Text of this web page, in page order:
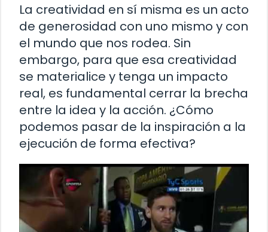
La creatividad en sí misma es un acto
de generosidad con uno mismo y con
el mundo que nos rodea. Sin
embargo, para que esa creatividad
se materialice y tenga un impacto
real, es fundamental cerrar la brecha
entre la idea y la acción. ¿Cómo
podemos pasar de la inspiración a la
ejecución de forma efectiva?